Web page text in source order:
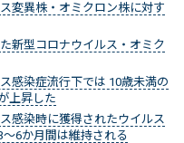
変異株・オミクロン株に対す
新型コロナウイルス・オミク
感染症流行下では 10歳未満の
上昇した
感染時に獲得されたウイルス
6か月間は維持される